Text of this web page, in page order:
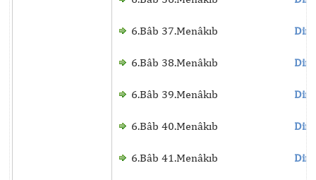
6.Bâb 37.Menâkıb
6.Bâb 38.Menâkıb
6.Bâb 39.Menâkıb
6.Bâb 40.Menâkıb
6.Bâb 41.Menâkıb